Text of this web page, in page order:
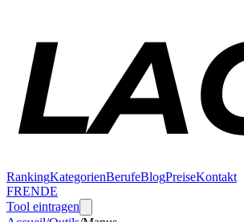
RankingKategorienBerufeBlogPreiseKontakt
FRENDE
Tool eintragen